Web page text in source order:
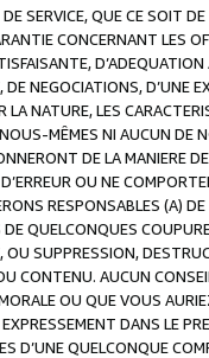
SERVICE, QUE CE SOIT
CONCERNANT LES
NEGOCIATIONS, D’UNE
LA NATURE, LES
MÊMES NI AUCUN DE
DE LA MANIERE
OU NE
RESPONSABLES (A)
QUELCONQUES
SUPPRESSION,
CONTENU. AUCUN
OU QUE VOUS
DANS LE
D’UNE QUELCONQUE